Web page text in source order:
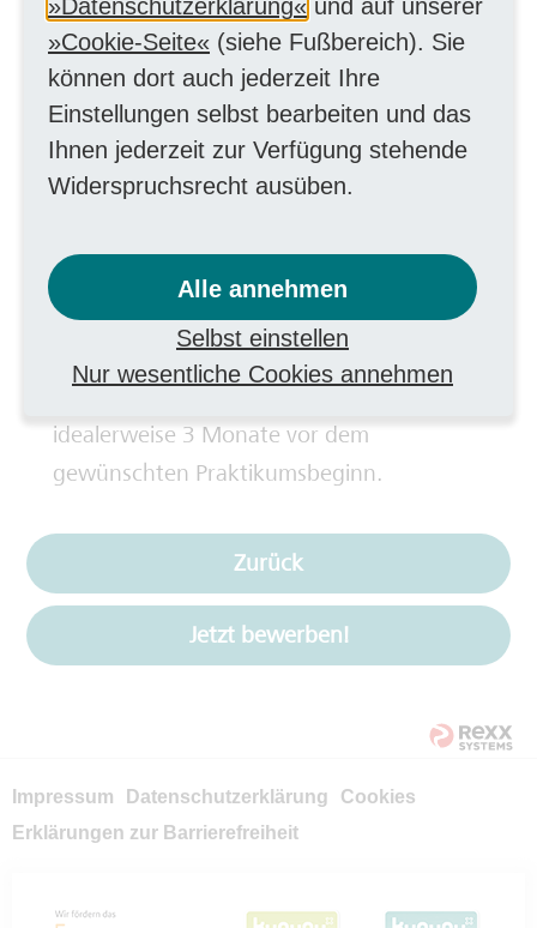
- Nachweis über vorgeschriebenes
Praktikum
Zeitliche Planung
Die Vermittlung eines passenden
erfahrungsgemäß einige Zeit in Anspruch.
Deshalb und aufgrund der großen
Nachfrage nach Praktikumsplätzen bitten
idealerweise 3 Monate vor dem
gewünschten Praktikumsbeginn.
Zurück
Jetzt bewerben!
Impressum Datenschutzerklärung
Cookies
Erklärungen zur Barrierefreiheit
Datenschutzerklärung
und auf unserer
Cookie-Seite
(siehe Fußbereich). Sie
können dort auch jederzeit Ihre
Einstellungen selbst bearbeiten und das
Ihnen jederzeit zur Verfügung stehende
Widerspruchsrecht ausüben.
Alle annehmen
Selbst einstellen
Nur wesentliche Cookies annehmen